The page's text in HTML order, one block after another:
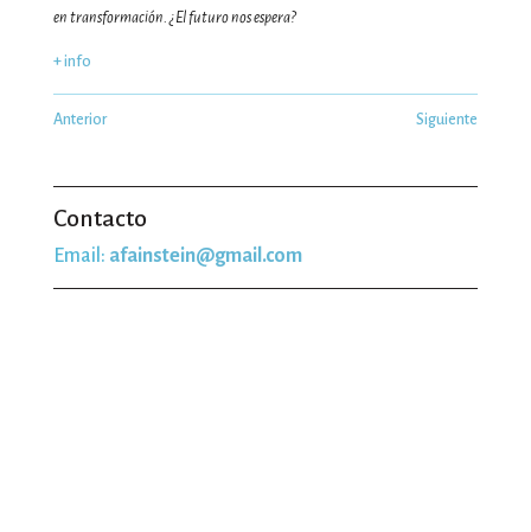
en transformación. ¿El futuro nos espera?
+ info
Anterior Siguiente
Contacto
Email: afainstein@gmail.com